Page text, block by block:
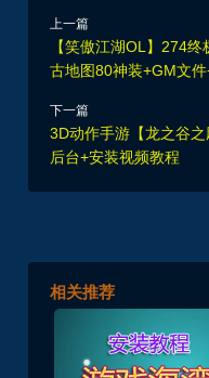
上一篇
【笑傲江湖OL】274
古地图80神装+GM文
下一篇
3D动作手游【龙之谷
后台+安装视频教程
相关推荐